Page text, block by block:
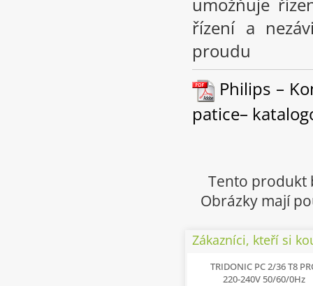
řízení a
proudu
Philips –
patice–
Tento produkt
Obrázky mají
Zákazníci, kteří si
TRIDONIC PC 2/36 T8
220-240V 50/60/0Hz